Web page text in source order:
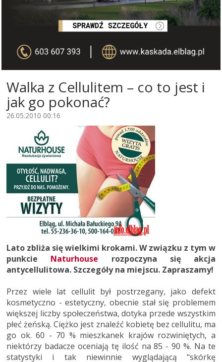
Walka z Cellulitem – co to jest i
jak go pokonać?
26.05.2010 00:16
Lato zbliża się wielkimi krokami. W związku z tym w
punkcie Naturhouse rozpoczyna się akcja
antycellulitowa. Szczegóły na miejscu. Zapraszamy!
Przez wiele lat cellulit był postrzegany, jako defekt
kosmetyczno - estetyczny, obecnie stał się problemem
większej liczby społeczeństwa, dotyka przede wszystkim
płeć żeńską. Ciężko jest znaleźć kobietę bez cellulitu, ma
go ok. 60 - 70 % mieszkanek krajów rozwiniętych, a
niektórzy badacze oceniają tę ilość na 85 - 90 %. Na te
statystyki i tak niewinnie wyglądającą "skórkę